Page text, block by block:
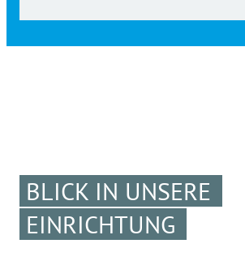
BLICK IN UNSERE
EINRICHTUNG